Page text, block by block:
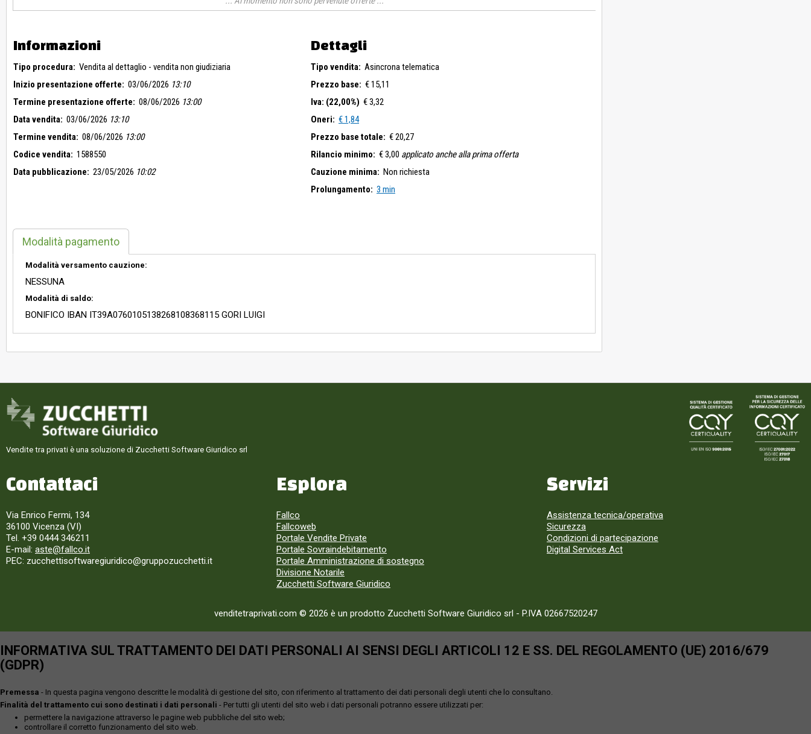
Informazioni
Tipo procedura: Vendita al dettaglio - vendita non giudiziaria
Inizio presentazione offerte: 03/06/2026 13:10
Termine presentazione offerte: 08/06/2026 13:00
Data vendita: 03/06/2026 13:10
Termine vendita: 08/06/2026 13:00
Codice vendita: 1588550
Data pubblicazione: 23/05/2026 10:02
Dettagli
Tipo vendita: Asincrona telematica
Prezzo base: € 15,11
Iva: (22,00%) € 3,32
Oneri: € 1,84
Prezzo base totale: € 20,27
Rilancio minimo: € 3,00 applicato anche alla prima offerta
Cauzione minima: Non richiesta
Prolungamento: 3 min
Modalità pagamento
Modalità versamento cauzione:
NESSUNA
Modalità di saldo:
BONIFICO IBAN IT39A0760105138268108368115 GORI LUIGI
Vendite tra privati è una soluzione di Zucchetti Software Giuridico srl
Contattaci
Via Enrico Fermi, 134
36100 Vicenza (VI)
Tel. +39 0444 346211
E-mail: aste@fallco.it
PEC: zucchettisoftwaregiuridico@gruppozucchetti.it
Esplora
Fallco
Fallcoweb
Portale Vendite Private
Portale Sovraindebitamento
Portale Amministrazione di sostegno
Divisione Notarile
Zucchetti Software Giuridico
Servizi
Assistenza tecnica/operativa
Sicurezza
Condizioni di partecipazione
Digital Services Act
venditetraprivati.com © 2026 è un prodotto Zucchetti Software Giuridico srl - P.IVA 02667520247
INFORMATIVA SUL TRATTAMENTO DEI DATI PERSONALI AI SENSI DEGLI ARTICOLI 12 E SS. DEL REGOLAMENTO (UE) 2016/679
(GDPR)
Premessa - In questa pagina vengono descritte le modalità di gestione del sito, con riferimento al trattamento dei dati personali degli utenti che lo consultano.
Finalità del trattamento cui sono destinati i dati personali - Per tutti gli utenti del sito web i dati personali potranno essere utilizzati per:
permettere la navigazione attraverso le pagine web pubbliche del sito web;
controllare il corretto funzionamento del sito web.